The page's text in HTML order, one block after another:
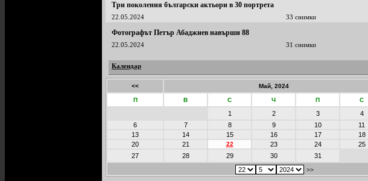
Три поколения български актьори в 30 портрета
22.05.2024 33 снимки
Фотографът Петър Абаджиев навърши 88
22.05.2024 31 снимки
Календар
<< Май, 2024
П В С Ч П С
1 2 3 4
6
7 8 9 10 11
13
14 15 16 17 18
20
21 22 23 24 25
27
28 29 30
31
>>